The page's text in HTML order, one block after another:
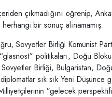
çıkmadığını öğrenip,
bir sonuç alınamamış.
Sovyetler Birliği Komünist
politikaları, Doğu
Birliği, Bulgaristan,
sık sık Yeni
“gelecek